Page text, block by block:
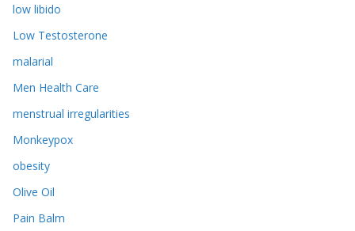
low libido
Low Testosterone
malarial
Men Health Care
menstrual irregularities
Monkeypox
obesity
Olive Oil
Pain Balm